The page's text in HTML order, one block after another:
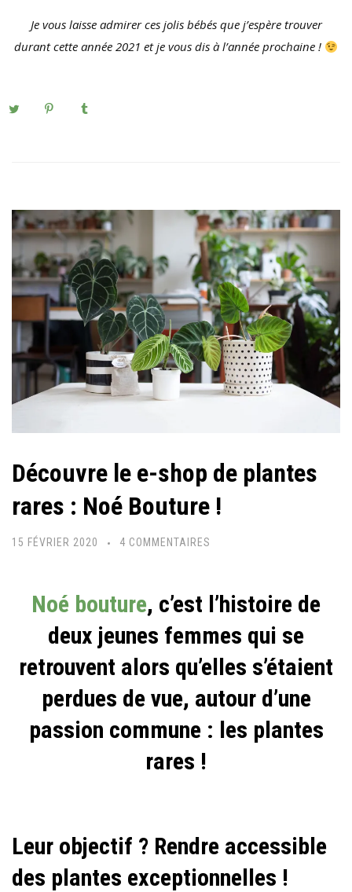
Je vous laisse admirer ces jolis bébés que j’espère trouver
durant cette année 2021 et je vous dis à l’année prochaine !
Découvre le e-shop de plantes
rares : Noé Bouture !
15 FÉVRIER 2020 4 COMMENTAIRES
SHOP
PLANTES
RARES
NOÉ
Noé bouture, c’est l’histoire de
deux jeunes femmes qui se
retrouvent alors qu’elles s’étaient
perdues de vue, autour d’une
passion commune : les plantes
rares !
Leur objectif ? Rendre accessible
des plantes exceptionnelles !